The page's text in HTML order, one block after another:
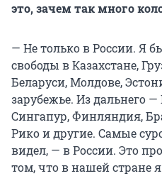
это, зачем так много
— Не только в России. Я
свободы в Казахстане,
Беларуси, Молдове,
зарубежье. Из дальнего
Сингапур, Финляндия,
Рико и другие. Самые
видел, — в России. Это
том, что в нашей стране